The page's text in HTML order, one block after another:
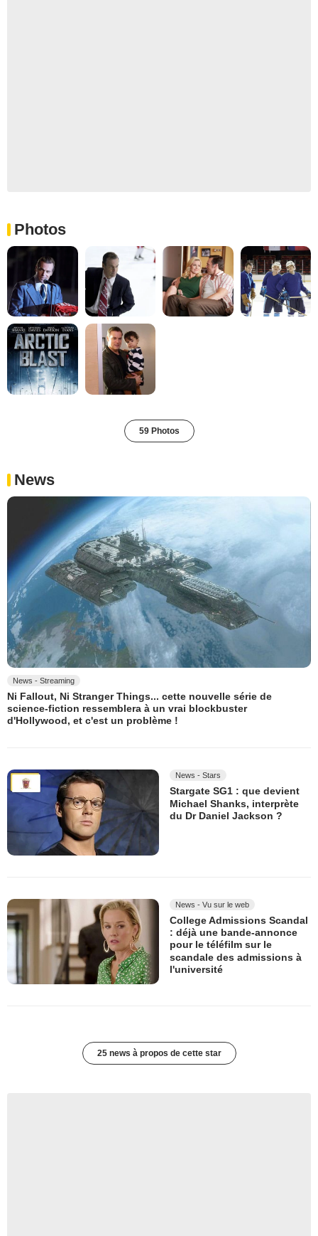
Photos
59 Photos
News
News - Streaming
Ni Fallout, Ni Stranger Things... cette nouvelle série de
science-fiction ressemblera à un vrai blockbuster
d'Hollywood, et c'est un problème !
News - Stars
Stargate SG1 : que devient
Michael Shanks, interprète
du Dr Daniel Jackson ?
News - Vu sur le web
College Admissions Scandal
: déjà une bande-annonce
pour le téléfilm sur le
scandale des admissions à
l'université
25 news à propos de cette star